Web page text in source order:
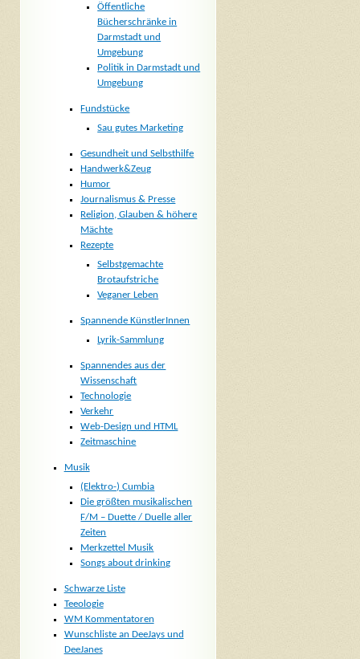
Öffentliche
Bücherschränke in
Darmstadt und
Umgebung
Politik in Darmstadt und
Umgebung
Fundstücke
Sau gutes Marketing
Gesundheit und Selbsthilfe
Handwerk&Zeug
Humor
Journalismus & Presse
Religion, Glauben & höhere
Mächte
Rezepte
Selbstgemachte
Brotaufstriche
Veganer Leben
Spannende KünstlerInnen
Lyrik-Sammlung
Spannendes aus der
Wissenschaft
Technologie
Verkehr
Web-Design und HTML
Zeitmaschine
Musik
(Elektro-) Cumbia
Die größten musikalischen
F/M – Duette / Duelle aller
Zeiten
Merkzettel Musik
Songs about drinking
Schwarze Liste
Teeologie
WM Kommentatoren
Wunschliste an DeeJays und
DeeJanes